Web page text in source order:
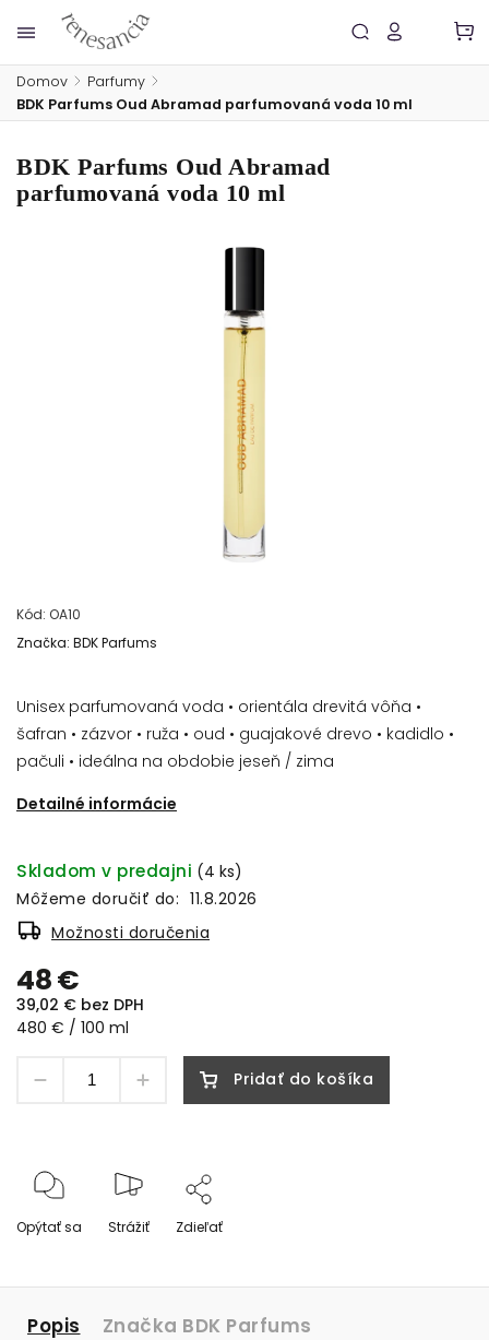
Domov / Parfumy /
BDK Parfums Oud Abramad parfumovaná voda 10 ml
BDK Parfums Oud Abramad
parfumovaná voda 10 ml
Kód: OA10
Unisex parfumovaná voda • orientála drevitá vôňa •
šafran • zázvor • ruža • oud • guajakové drevo • kadidlo •
pačuli • ideálna na obdobie jeseň / zima
Detailné informácie
Značka: BDK Parfums
48 €
39,02 € bez DPH
480 € / 100 ml
Skladom v predajni (4 ks)
Môžeme doručiť do: 11.8.2026
Možnosti doručenia
Pridať do košíka
Opýtať sa Strážiť Zdieľať
Popis Značka BDK Parfums